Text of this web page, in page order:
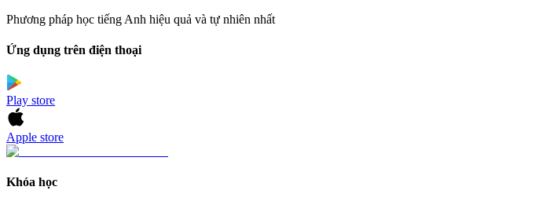
Phương pháp học tiếng Anh hiệu quả và tự nhiên nhất
Ứng dụng trên điện thoại
Play store
Apple store
Khóa học